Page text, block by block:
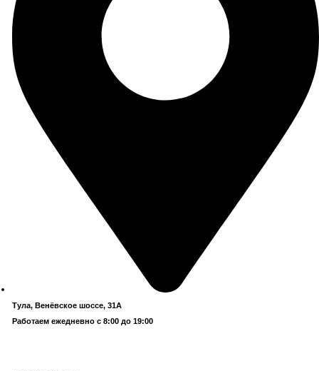
Тула, Венёвское шоссе, 31А
Работаем ежедневно с 8:00 до 19:00